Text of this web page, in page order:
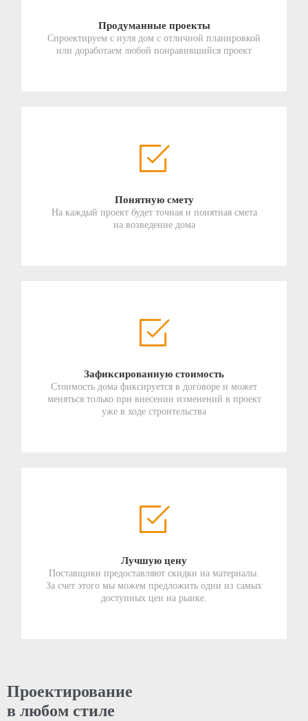
Продуманные проекты
Спроектируем с нуля дом с отличной планировкой
или доработаем любой понравившийся проект
Понятную смету
На каждый проект будет точная и понятная смета
на возведение дома
Зафиксированную стоимость
Стоимость дома фиксируется в договоре и может
меняться только при внесении изменений в проект
уже в ходе строительства
Лучшую цену
Поставщики предоставляют скидки на материалы.
За счет этого мы можем предложить одни из самых
доступных цен на рынке.
Проектирование
в любом стиле